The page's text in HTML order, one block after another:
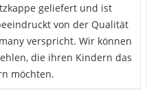
geliefert und ist
von der Qualität
verspricht. Wir können
die ihren Kindern das
möchten.